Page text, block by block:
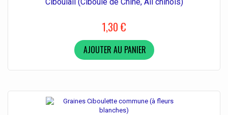
1,30 €
AJOUTER AU PANIER